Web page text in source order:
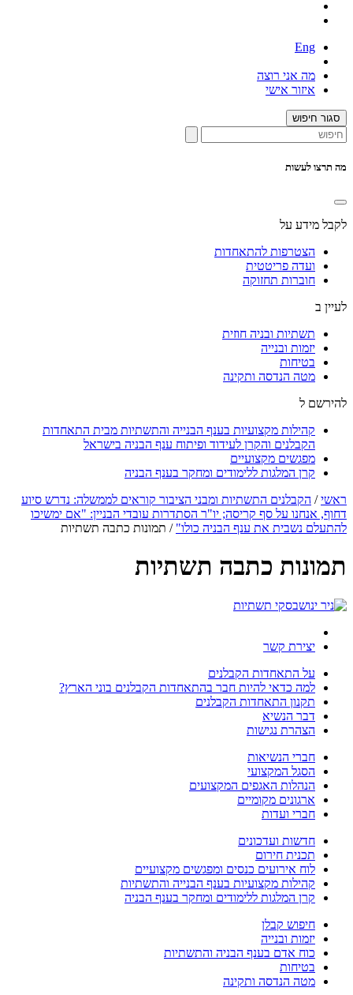
Eng
מה אני רוצה
איזור אישי
סגור חיפוש
מה תרצו לעשות
לקבל מידע על
הצטרפות להתאחדות
ועדה פריטטית
חוברות תחזוקה
לעיין ב
תשתיות ובניה חוזית
יזמות ובנייה
בטיחות
מטה הנדסה ותקינה
להירשם ל
קהילות מקצועיות בענף הבנייה והתשתיות מבית התאחדות
הקבלנים והקרן לעידוד ופיתוח ענף הבניה בישראל
מפגשים מקצועיים
קרן המלגות ללימודים ומחקר בענף הבניה
ראשי/ הקבלנים התשתיות ומבני הציבור קוראים לממשלה: נדרש סיוע
דחוף, אנחנו על סף קריסה; יו"ר הסתדרות עובדי הבניין: "אם ימשיכו
להתעלם נשבית את ענף הבניה כולו" / תמונות כתבה תשתיות
תמונות כתבה תשתיות
יצירת קשר
על התאחדות הקבלנים
למה כדאי להיות חבר בהתאחדות הקבלנים בוני הארץ?
תקנון התאחדות הקבלנים
דבר הנשיא
הצהרת נגישות
חברי הנשיאות
הסגל המקצועי
הנהלות האגפים המקצועים
ארגונים מקומיים
חברי ועדות
חדשות ועדכונים
תכנית חירום
לוח אירועים כנסים ומפגשים מקצועיים
קהילות מקצועיות בענף הבנייה והתשתיות
קרן המלגות ללימודים ומחקר בענף הבניה
חיפוש קבלן
יזמות ובנייה
כוח אדם בענף הבניה והתשתיות
בטיחות
מטה הנדסה ותקינה